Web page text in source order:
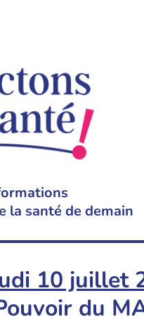
la santé de demain
10 juillet
du